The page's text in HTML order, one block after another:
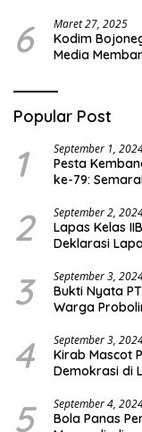
6 Maret 27, 2025
Kodim
Media
Popular Post
1 September 1,
Pesta
ke-79:
2 September 2,
Lapas Kelas
Deklarasi
3 September 3,
Bukti Nyata
Warga
4 September 3,
Kirab Mascot
Demokrasi di
5 September 4,
Bola Panas